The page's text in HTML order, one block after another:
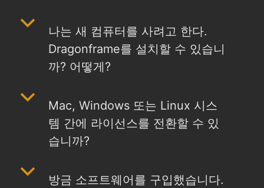
b
나는 새 컴퓨터를 사려고 한다.
Dragonframe를 설치할 수 있습니
까? 어떻게?
b
Mac, Windows 또는 Linux 시스
템 간에 라이선스를 전환할 수 있
습니까?
b
방금 소프트웨어를 구입했습니다.